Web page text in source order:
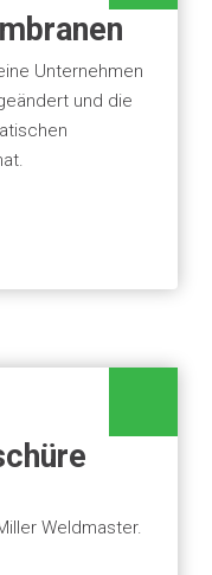
Unternehmen
und die
Weldmaster.